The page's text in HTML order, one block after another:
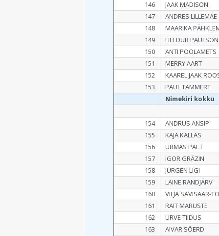
146
JAAK MADISON
147
ANDRES LILLEMÄE
148
MAARIKA
149
HELDUR PAULSON
150
ANTI POOLAMETS
151
MERRY AART
152
KAAREL JAAK
153
PAUL TAMMERT
Nimekiri kokku
154
ANDRUS ANSIP
155
KAJA KALLAS
156
URMAS PAET
157
IGOR GRÄZIN
158
JÜRGEN LIGI
159
LAINE RANDJÄRV
160
VILJA SAVISAAR-
161
RAIT MARUSTE
162
URVE TIIDUS
163
AIVAR SÕERD